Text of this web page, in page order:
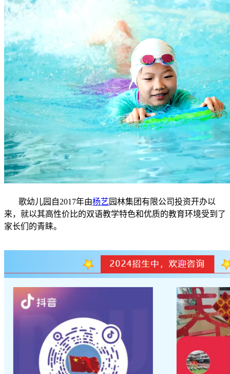
歌幼儿园自2017年由杨艺 园林集团有限公司投资开办以
来，就以其高性价比的双语教学特色和优质的教育环境受到了
家长们的青睐。